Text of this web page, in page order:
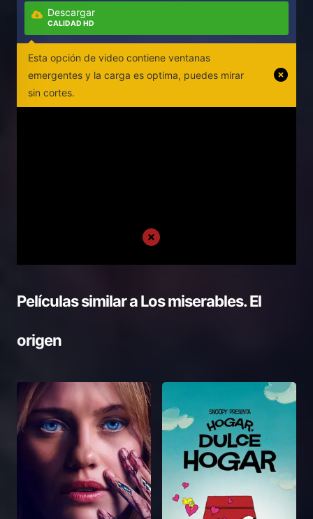
Descargar
CALIDAD HD
Esta opción de video contiene ventanas
emergentes y la carga es optima, puedes mirar
sin cortes.
Películas similar aLos miserables. El
origen